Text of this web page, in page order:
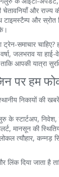
और राज्य
और स्रोत
समाचार चाहिए?
जलभराव या
आपकी यात्रा
पर हम
निकायों की
के स्टार्टअप,
मानसून की
त्यौहार, कन्नड़
लिंक दिया जाता है